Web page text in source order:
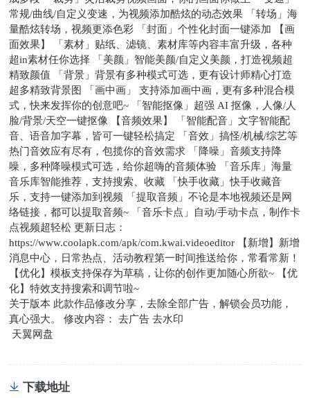
常规/曲线/自定义变速，为视频添加酷炫的动态效果 「转场」海
量酷炫转场，视频更添色彩 「封面」个性化封面一键添加 【画
面效果】 「素材」贴纸、滤镜、素材库等内容丰富升级，各种
超in素材任你选择 「美颜」智能美颜/自定义美颜，打造视频超
精致颜值 「背景」背景有多种模式可选，更有设计师精心打造
超多精致背景图 「画中画」 支持添加画中画，更有多种混合模
式，快来发挥你的创意吧~ 「智能抠像」超强 AI 抠像，人像/人
脸/背景/天空一键抠像 【音频效果】 「智能配音」文字智能配
音、语音加字幕，皆可一键轻松搞定 「音效」搞怪/机械/综艺等
热门音效应有尽有，包揽你的音效需求 「降噪」音频支持降
噪，多种降噪模式可选，给你超嗨的音频体验 「音乐库」海量
音乐库智能推荐，支持搜索、收藏 「快手收藏」快手收藏音
乐，支持一键添加到视频 「提取音频」不论是本地视频还是网
络链接，都可以提取音频~ 「音乐卡点」自动/手动卡点，制作卡
点视频超轻松 更新日志：
https://www.coolapk.com/apk/com.kwai.videoeditor 【新增】新增
消息中心，日常热点、活动教程第一时间推送给你，常看常新！
【优化】模板支持保存为草稿，让你的创作更加随心所欲~ 【优
化】特效支持搜索和调节啦~
关于版本 此款作品修改分享，去除全部广告，解锁会员功能，
真心强大。 修改内容： 去广告 去水印
天翼网盘
下载地址